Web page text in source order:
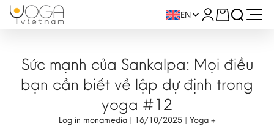
EN
Sức mạnh của Sankalpa: Mọi điều
bạn cần biết về lập dự định trong
yoga #12
Log in monamedia | 16/10/2025 | Yoga +